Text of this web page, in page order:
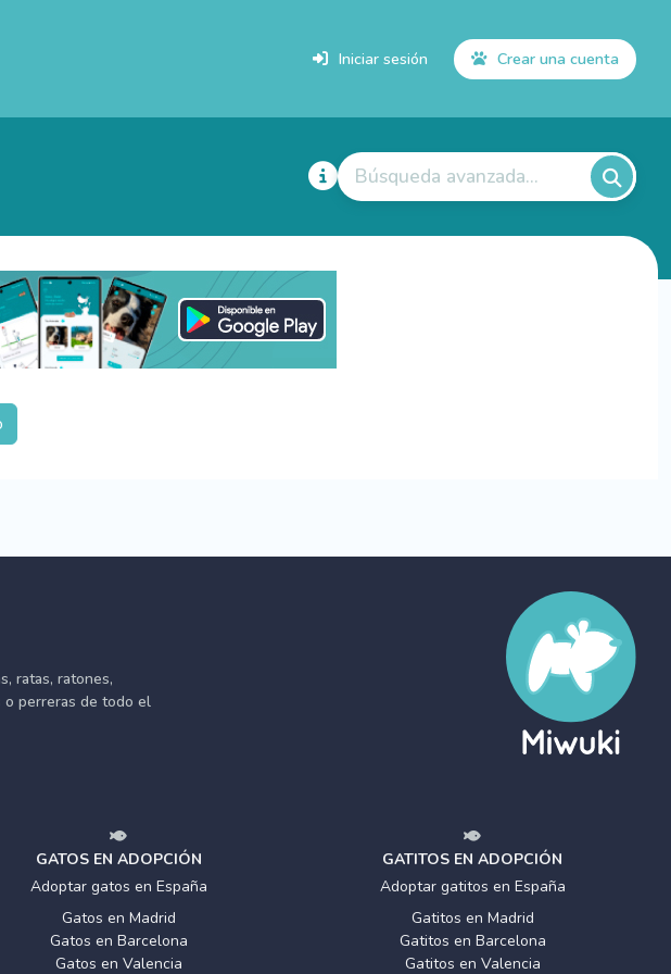
Iniciar sesión Crear una cuenta
Búsqueda avanzada...
ratas, ratones,
o perreras de todo el
GATOS EN ADOPCIÓN
Adoptar gatos en España
Gatos en Madrid
Gatos en Barcelona
Gatos en Valencia
GATITOS EN ADOPCIÓN
Adoptar gatitos en España
Gatitos en Madrid
Gatitos en Barcelona
Gatitos en Valencia